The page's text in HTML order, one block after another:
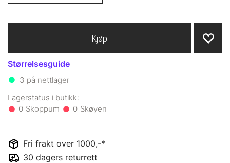
Størrelsesguide
3 på nettlager
0 0
Kjøp
Fri frakt over 1000,-*
30 dagers returrett